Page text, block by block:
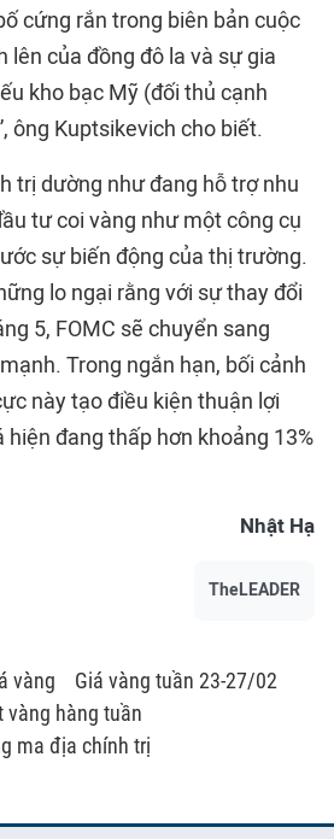
cứng rắn trong biên bản cuộc
lên của đồng đô la và sự gia
kho bạc Mỹ (đối thủ cạnh
ông Kuptsikevich cho biết.
trị dường như đang hỗ trợ nhu
tư coi vàng như một công cụ
sự biến động của thị trường.
lo ngại rằng với sự thay đổi
5, FOMC sẽ chuyển sang
Trong ngắn hạn, bối cảnh
này tạo điều kiện thuận lợi
hiện đang thấp hơn khoảng 13%
Nhật Hạ
TheLEADER
vàng
Giá vàng tuần 23-27/02
vàng hàng tuần
ma địa chính trị